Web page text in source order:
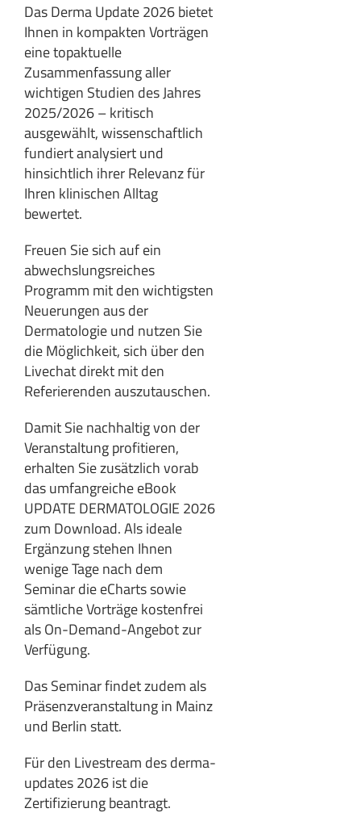
Das Derma Update 2026 bietet
Ihnen in kompakten Vorträgen
eine topaktuelle
Zusammenfassung aller
wichtigen Studien des Jahres
2025/2026 – kritisch
ausgewählt, wissenschaftlich
fundiert analysiert und
hinsichtlich ihrer Relevanz für
Ihren klinischen Alltag
bewertet.
Freuen Sie sich auf ein
abwechslungsreiches
Programm mit den wichtigsten
Neuerungen aus der
Dermatologie und nutzen Sie
die Möglichkeit, sich über den
Livechat direkt mit den
Referierenden auszutauschen.
Damit Sie nachhaltig von der
Veranstaltung profitieren,
erhalten Sie zusätzlich vorab
das umfangreiche eBook
UPDATE DERMATOLOGIE 2026
zum Download. Als ideale
Ergänzung stehen Ihnen
wenige Tage nach dem
Seminar die eCharts sowie
sämtliche Vorträge kostenfrei
als On-Demand-Angebot zur
Verfügung.
Das Seminar findet zudem als
Präsenzveranstaltung in Mainz
und Berlin statt.
Für den Livestream des derma-
updates 2026 ist die
Zertifizierung beantragt.